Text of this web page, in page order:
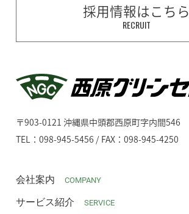
採用情報はこちら
RECRUIT
〒903-0121 沖縄県中頭郡西原町字内間546
TEL：098-945-5456 / FAX：098-945-4250
会社案内 COMPANY
サービス紹介 SERVICE